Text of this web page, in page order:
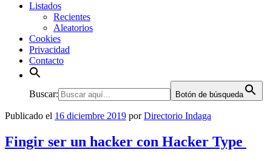
Listados
Recientes
Aleatorios
Cookies
Privacidad
Contacto
Buscar: Botón de búsqueda
Publicado el 16 diciembre 2019 porDirectorio Indaga
Fingir ser un hacker con Hacker Type